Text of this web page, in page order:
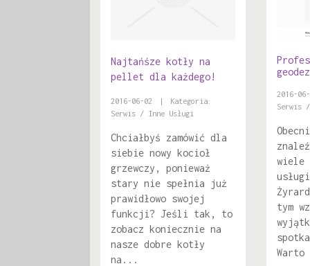
Najtańśze kotły na
pellet dla każdego!
2016-06-02 |
Kategoria:
Serwis / Inne Usługi
Chciałbyś zamówić dla
siebie nowy kocioł
grzewczy, ponieważ
stary nie spełnia już
prawidłowo swojej
funkcji? Jeśli tak, to
zobacz koniecznie na
nasze dobre kotły
na...
2016-
Serwis
wiele
tym